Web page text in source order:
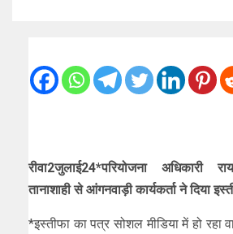
रीवा2जुलाई24*परियोजना अधिकारी
तानाशाही से आंगनवाड़ी कार्यकर्ता ने दिया
*इस्तीफा का पत्र सोशल मीडिया में हो रहा